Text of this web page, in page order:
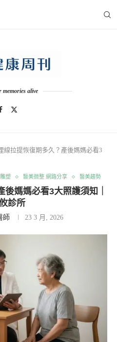
memories alive
線拉提恢復期多久？產後媽媽必看3
塑 醫美微整 網路分享 醫美趨勢
媽媽必看3大照護須知｜
診所
師 23 3 月, 2026